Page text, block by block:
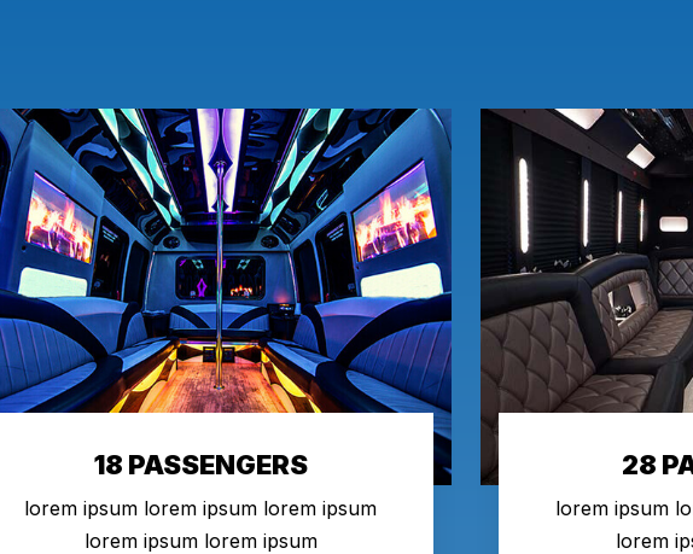
18 PASSENGERS
lorem ipsum lorem ipsum lorem ipsum
lorem ipsum lorem ipsum
28
lorem ipsum
lorem